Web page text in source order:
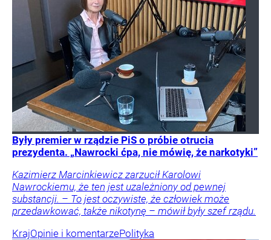
Były premier w rządzie PiS o próbie otrucia
prezydenta. „Nawrocki ćpa, nie mówię, że narkotyki”
Kazimierz Marcinkiewicz zarzucił Karolowi
Nawrockiemu, że ten jest uzależniony od pewnej
substancji. – To jest oczywiste, że człowiek może
przedawkować, także nikotynę – mówił były szef rządu.
KrajOpinie i komentarzePolityka